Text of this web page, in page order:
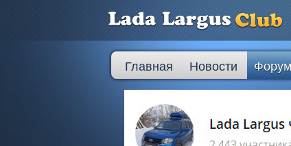
Главная Новости Форум